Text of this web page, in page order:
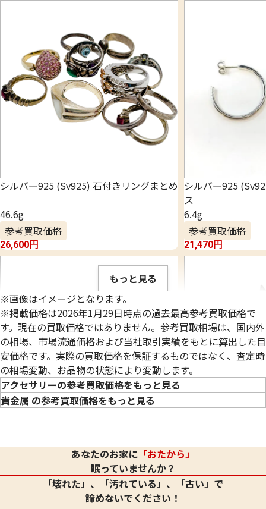
シルバー925 (Sv925) 石付きリングまとめ
46.6g
参考買取価格
26,600円
シルバー925
ス
6.4g
参考買取価格
21,470円
参考買取価格
クセサリー4点
参考買取価格
もっと見る
※画像はイメージとなります。
※掲載価格は2026年1月29日時点の過去最高参考買取価格で
す。現在の買取価格ではありません。参考買取相場は、国内外
の相場、市場流通価格および当社取引実績をもとに算出した目
安価格です。実際の買取価格を保証するものではなく、査定時
の相場変動、お品物の状態により変動します。
アクセサリーの参考買取価格をもっと見る
貴金属 の参考買取価格をもっと見る
あなたのお家に 「おたから」
眠っていませんか？
「壊れた」、「汚れている」、「古い」で
諦めないでください！